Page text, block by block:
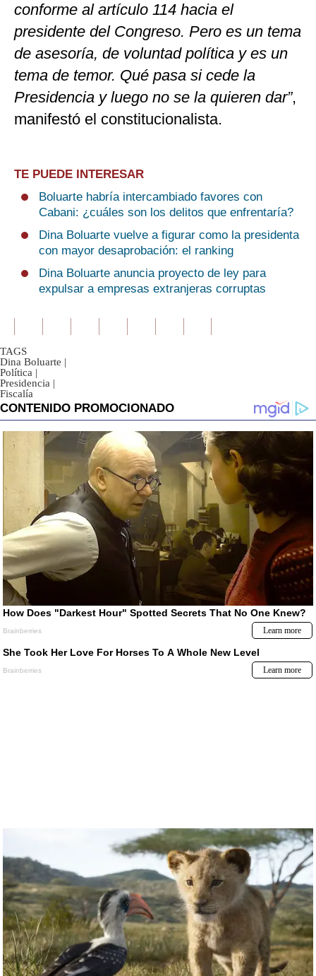
conforme al artículo 114 hacia el
presidente del Congreso. Pero es un tema
de asesoría, de voluntad política y es un
tema de temor. Qué pasa si cede la
Presidencia y luego no se la quieren dar”,
manifestó el constitucionalista.
TE PUEDE INTERESAR
Boluarte habría intercambiado favores con
Cabani: ¿cuáles son los delitos que enfrentaría?
Dina Boluarte vuelve a figurar como la presidenta
con mayor desaprobación: el ranking
Dina Boluarte anuncia proyecto de ley para
expulsar a empresas extranjeras corruptas
TAGS
Dina Boluarte |
Política |
Presidencia |
Fiscalía